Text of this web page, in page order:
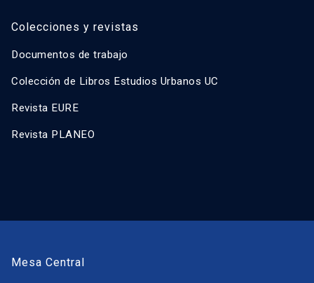
Colecciones y revistas
Documentos de trabajo
Colección de Libros Estudios Urbanos UC
Revista EURE
Revista PLANEO
Mesa Central